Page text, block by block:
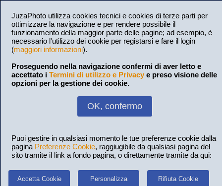
JuzaPhoto utilizza cookies tecnici e cookies di terze parti per
ottimizzare la navigazione e per rendere possibile il
funzionamento della maggior parte delle pagine; ad esempio, è
necessario l'utilizzo dei cookie per registarsi e fare il login
(maggiori informazioni).
Proseguendo nella navigazione confermi di aver letto e
accettato i Termini di utilizzo e Privacy e preso visione delle
opzioni per la gestione dei cookie.
OK, confermo
Puoi gestire in qualsiasi momento le tue preferenze cookie dalla
pagina Preferenze Cookie, raggiugibile da qualsiasi pagina del
sito tramite il link a fondo pagina, o direttamente tramite da qui:
Accetta Cookie Personalizza Rifiuta Cookie